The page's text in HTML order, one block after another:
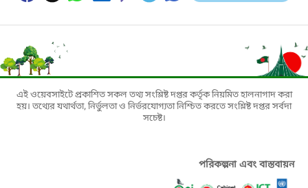
এই ওয়েবসাইটে প্রকাশিত সকল তথ্য সংশ্লিষ্ট দপ্তর কর্তৃক নিয়মিত হালনাগাদ করা
হয়। তথ্যের যথার্থতা, নির্ভুলতা ও নির্ভরযোগ্যতা নিশ্চিত করতে সংশ্লিষ্ট দপ্তর সর্বদা
সচেষ্ট।
পরিকল্পনা এবং বাস্তবায়ন